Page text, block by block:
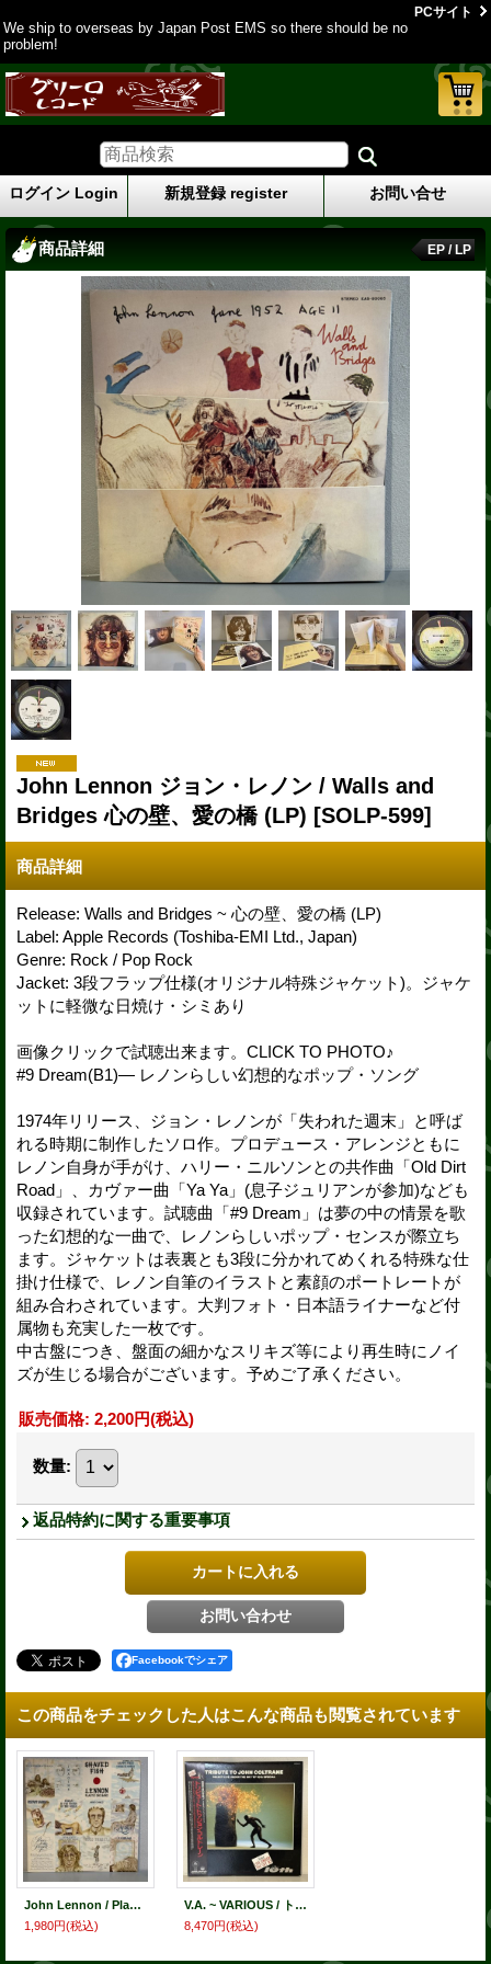
We ship to overseas by Japan Post EMS so there should be no
problem!
PCサイト
ログイン Login 新規登録 register お問い合せ
商品詳細 EP / LP
John Lennon ジョン・レノン / Walls and
Bridges 心の壁、愛の橋 (LP) [SOLP-599]
商品詳細
Release: Walls and Bridges ~ 心の壁、愛の橋 (LP)
Label: Apple Records (Toshiba-EMI Ltd., Japan)
Genre: Rock / Pop Rock
Jacket: 3段フラップ仕様(オリジナル特殊ジャケット)。ジャケ
ットに軽微な日焼け・シミあり
画像クリックで試聴出来ます。CLICK TO PHOTO♪
#9 Dream(B1)— レノンらしい幻想的なポップ・ソング
1974年リリース、ジョン・レノンが「失われた週末」と呼ば
れる時期に制作したソロ作。プロデュース・アレンジともに
レノン自身が手がけ、ハリー・ニルソンとの共作曲「Old Dirt
Road」、カヴァー曲「Ya Ya」(息子ジュリアンが参加)なども
収録されています。試聴曲「#9 Dream」は夢の中の情景を歌
った幻想的な一曲で、レノンらしいポップ・センスが際立ち
ます。ジャケットは表裏とも3段に分かれてめくれる特殊な仕
掛け仕様で、レノン自筆のイラストと素顔のポートレートが
組み合わされています。大判フォト・日本語ライナーなど付
属物も充実した一枚です。
中古盤につき、盤面の細かなスリキズ等により再生時にノイ
ズが生じる場合がございます。予めご了承ください。
販売価格: 2,200円(税込)
数量:
返品特約に関する重要事項
Facebookでシェア
この商品をチェックした人はこんな商品も閲覧されています
John Lennon / Plastic Ono Band ジョン・レノン / Shaved Fish シェイブド・フィッシュ〜ジョン・レノンの軌跡 (LP)
1,980円(税込)
V.A. ~ VARIOUS / トリビュート・トゥ・ジョン・コルトレーン ~ TRIBUTE TO JOHN COLTRANE — SELECT LIVE UNDER THE SKY '87 10TH SPECIAL (LP)
8,470円(税込)